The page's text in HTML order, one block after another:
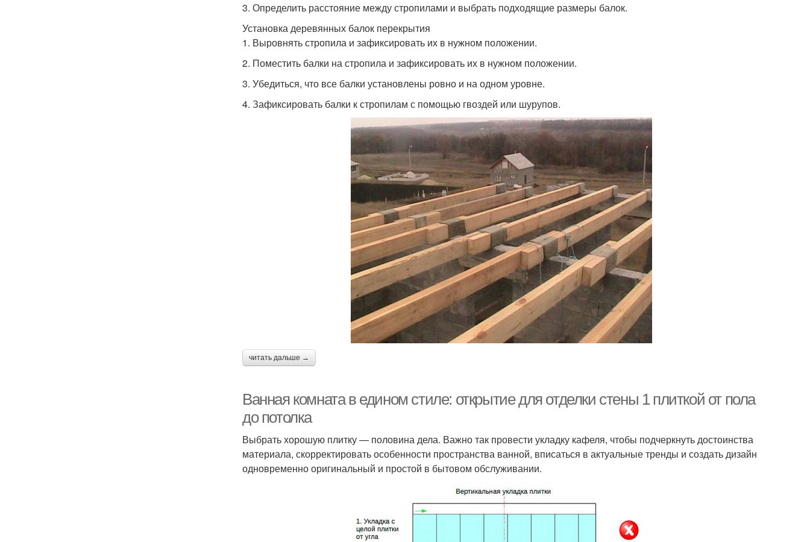
3. Определить расстояние между стропилами и выбрать подходящие размеры балок.
Установка деревянных балок перекрытия
1. Выровнять стропила и зафиксировать их в нужном положении.
2. Поместить балки на стропила и зафиксировать их в нужном положении.
3. Убедиться, что все балки установлены ровно и на одном уровне.
4. Зафиксировать балки к стропилам с помощью гвоздей или шурупов.
читать дальше →
Ванная комната в едином стиле: открытие для отделки стены 1 плиткой от пола
до потолка
Выбрать хорошую плитку — половина дела. Важно так провести укладку кафеля, чтобы подчеркнуть достоинства
материала, скорректировать особенности пространства ванной, вписаться в актуальные тренды и создать дизайн
одновременно оригинальный и простой в бытовом обслуживании.